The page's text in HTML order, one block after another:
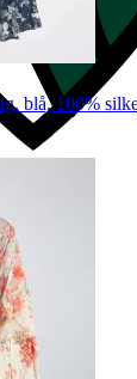
blå, 100%